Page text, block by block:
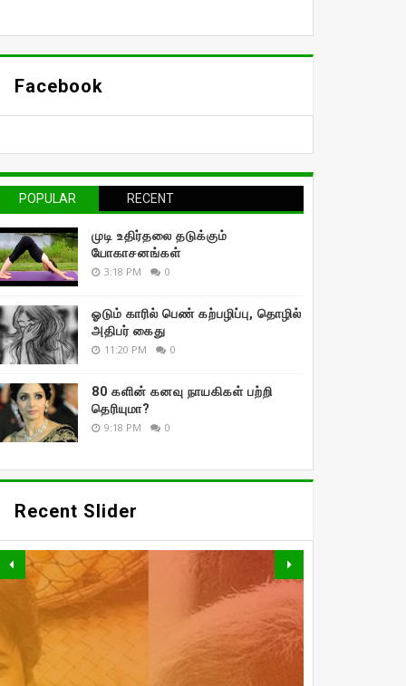
Facebook
POPULAR RECENT
முடி உதிர்தலை தடுக்கும்
யோகாசனங்கள்
3:18 PM 0
ஓடும் காரில் பெண் கற்பழிப்பு, தொழில்
அதிபர் கைது
11:20 PM 0
80 களின் கனவு நாயகிகள் பற்றி
தெரியுமா?
9:18 PM 0
Recent Slider